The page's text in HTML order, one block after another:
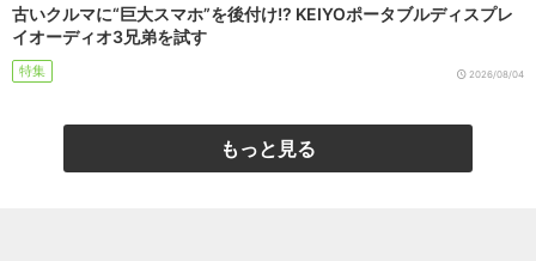
古いクルマに“巨大スマホ”を後付け!? KEIYOポータブルディスプレ
イオーディオ3兄弟を試す
特集 2026/08/04
もっと見る